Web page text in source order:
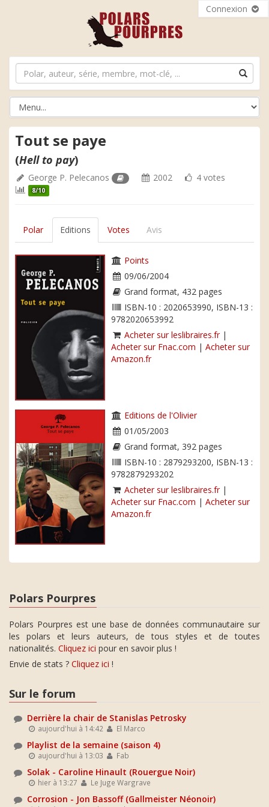
Connexion
Tout se paye
(Hell to pay)
George P. Pelecanos 2002 4 votes
8/10
Polar Editions Votes Avis
Points
09/06/2004
Grand format, 432 pages
ISBN-10 : 2020653990, ISBN-13 :
9782020653992
Acheter sur leslibraires.fr|
Acheter sur Fnac.com | Acheter sur
Amazon.fr
Editions de l'Olivier
01/05/2003
Grand format, 392 pages
ISBN-10 : 2879293200, ISBN-13 :
9782879293202
Acheter sur leslibraires.fr|
Acheter sur Fnac.com | Acheter sur
Amazon.fr
Polars Pourpres
Polars Pourpres est une base de données communautaire sur
les polars et leurs auteurs, de tous styles et de toutes
nationalités. Cliquez ici pour en savoir plus !
Envie de stats ? Cliquez ici !
Sur le forum
Derrière la chair de Stanislas Petrosky
aujourd'hui à 14:42 El Marco
Playlist de la semaine (saison 4)
aujourd'hui à 13:03 Fab
Solak - Caroline Hinault (Rouergue Noir)
hier à 13:27 Le Juge Wargrave
Corrosion - Jon Bassoff (Gallmeister Néonoir)